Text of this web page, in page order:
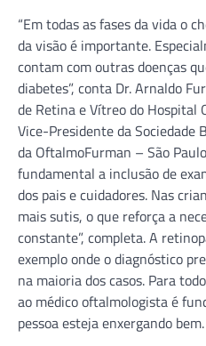
“Em todas as fases da vida o
da visão é importante.
contam com outras doenças
diabetes”, conta Dr. Arnaldo
de Retina e Vítreo do Hospital
Vice-Presidente da
da OftalmoFurman – São
fundamental a inclusão de
dos pais e cuidadores. Nas
mais sutis, o que reforça a
constante”, completa. A
exemplo onde o diagnóstico
na maioria dos casos. Para
ao médico oftalmologista é
pessoa esteja enxergando bem.